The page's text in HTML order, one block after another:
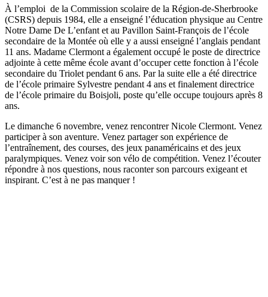
À l’emploi de la Commission scolaire de la Région-de-Sherbrooke
(CSRS) depuis 1984, elle a enseigné l’éducation physique au Centre
Notre Dame De L’enfant et au Pavillon Saint-François de l’école
secondaire de la Montée où elle y a aussi enseigné l’anglais pendant
11 ans. Madame Clermont a également occupé le poste de directrice
adjointe à cette même école avant d’occuper cette fonction à l’école
secondaire du Triolet pendant 6 ans. Par la suite elle a été directrice
de l’école primaire Sylvestre pendant 4 ans et finalement directrice
de l’école primaire du Boisjoli, poste qu’elle occupe toujours après 8
ans.
Le dimanche 6 novembre, venez rencontrer Nicole Clermont. Venez
participer à son aventure. Venez partager son expérience de
l’entraînement, des courses, des jeux panaméricains et des jeux
paralympiques. Venez voir son vélo de compétition. Venez l’écouter
répondre à nos questions, nous raconter son parcours exigeant et
inspirant. C’est à ne pas manquer !